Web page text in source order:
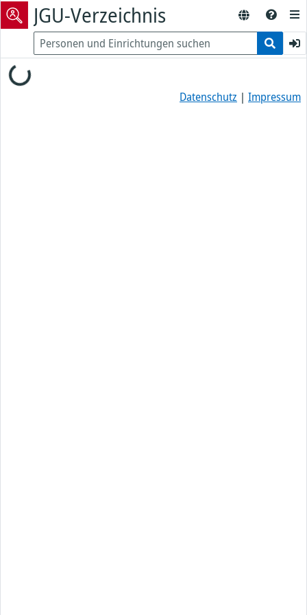
JGU-Verzeichnis
Datenschutz | Impressum